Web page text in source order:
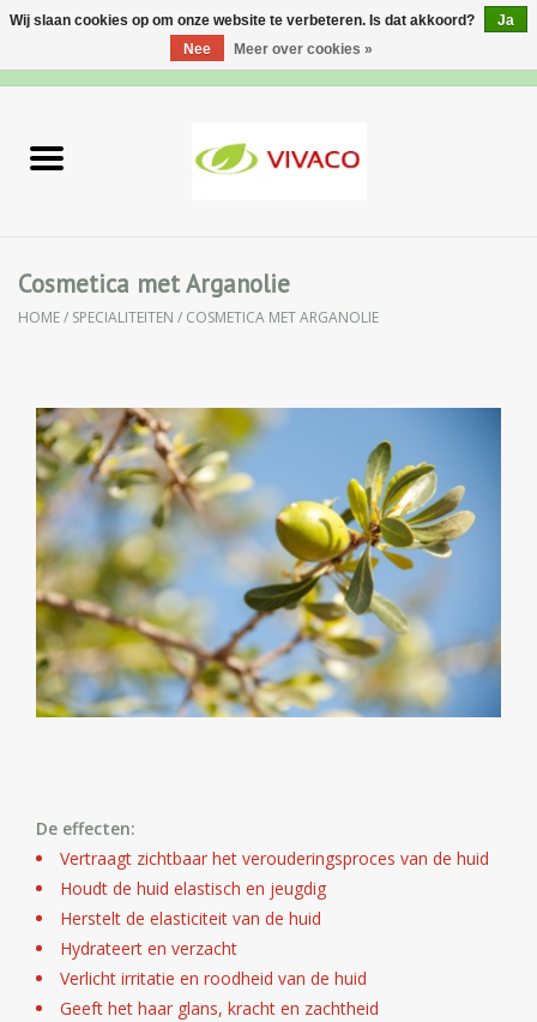
Lichaamsverzorging
Natuurlijke Kruiden
Apotheek
Huidproblemen
Effecten
Parfum
Voor Salons
Gift sets
Blog
Cosmetica met Arganolie
HOME/ SPECIALITEITEN / COSMETICA MET ARGANOLIE
De effecten:
Vertraagt zichtbaar het verouderingsproces van de huid
Houdt de huid elastisch en jeugdig
Herstelt de elasticiteit van de huid
Hydrateert en verzacht
Verlicht irritatie en roodheid van de huid
Geeft het haar glans, kracht en zachtheid
Wij slaan cookies op om onze website te verbeteren. Is dat akkoord?
Ja
Nee
Meer over cookies »